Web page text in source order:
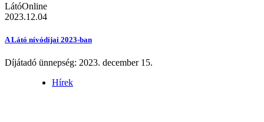
LátóOnline
2023.12.04
A Látó nívódíjai 2023-ban
Díjátadó ünnepség: 2023. december 15.
Hírek